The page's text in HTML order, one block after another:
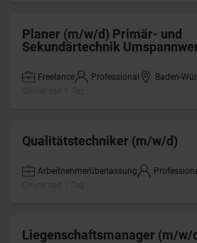
Planer (m/w/d) Primär- und
Sekundärtechnik
Freelance Professional
Baden-
Qualitätstechniker (m/w/d)
Arbeitnehmerüberlassung
Liegenschaftsmanager (m/w/